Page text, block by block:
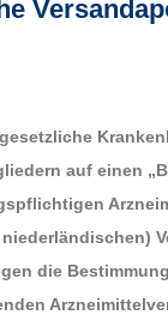
auf einen
die